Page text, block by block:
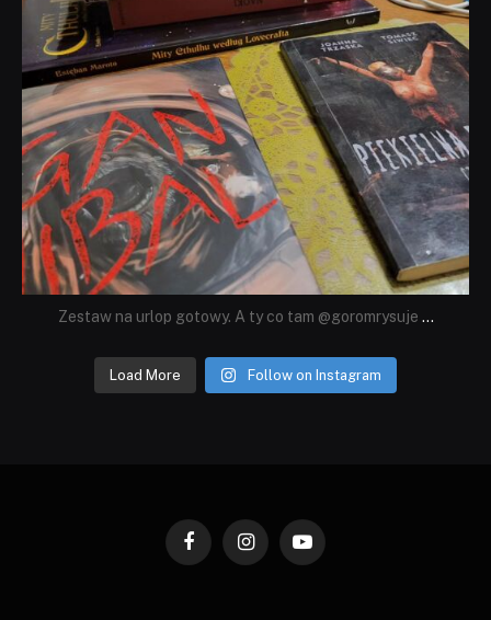
Zestaw na urlop gotowy. A ty co tam @goromrysuje ...
Load More Follow on Instagram
FacebookInstagramYouTube